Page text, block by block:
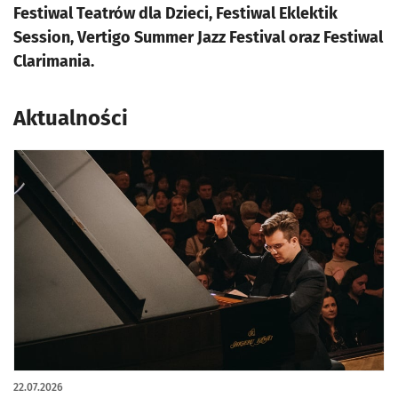
Festiwal Teatrów dla Dzieci, Festiwal Eklektik
Session, Vertigo Summer Jazz Festival oraz Festiwal
Clarimania.
Aktualności
22.07.2026